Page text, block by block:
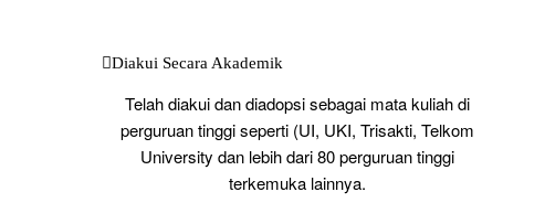
Diakui Secara Akademik
Telah diakui dan diadopsi sebagai mata kuliah di
perguruan tinggi seperti (UI, UKI, Trisakti, Telkom
University dan lebih dari 80 perguruan tinggi
terkemuka lainnya.